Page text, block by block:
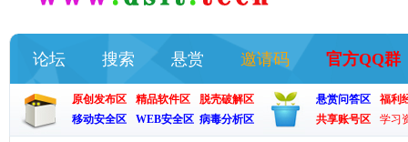
论坛 搜索 悬赏 邀请码 官方QQ群
原创发布区 精品软件区
脱壳破解区
移动安全区
WEB安全区 病毒分析区
悬赏问答区
福利
共享账号区
学习